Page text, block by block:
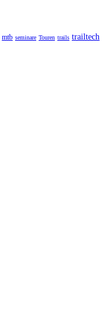
mtb seminare Touren trails trailtech